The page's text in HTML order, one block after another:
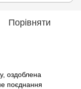
Порівняти
оздоблена
поєднання